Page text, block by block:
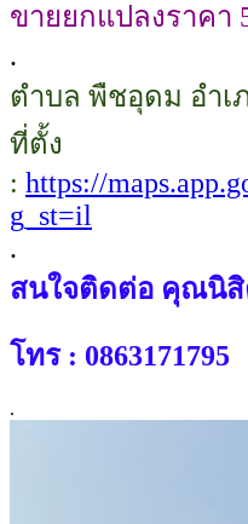
ขายยกแปลงราคา
.
ตำบล พืชอุดม อำ
ที่ตั้ง
: https://
g_st=il
.
สนใจติดต่อ คุณนิ
โทร : 0863171795
.